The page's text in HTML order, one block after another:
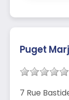
Puget
7 Rue